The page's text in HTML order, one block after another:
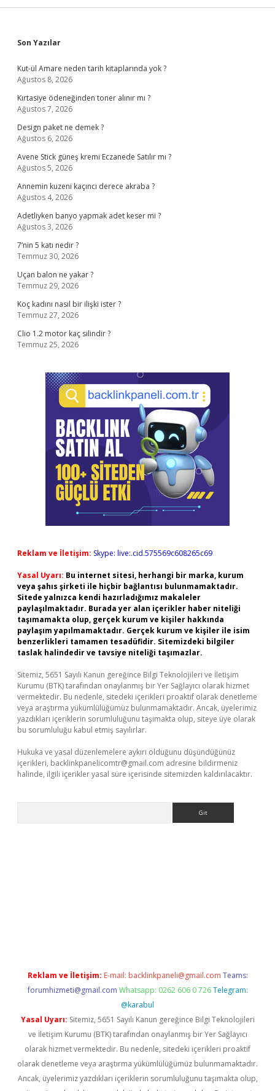
Sidebar
Son Yazılar
Kut-ül Amare neden tarih kitaplarında yok ?
Ağustos 8, 2026
Kırtasiye ödeneğinden toner alınır mı ?
Ağustos 7, 2026
Design paket ne demek ?
Ağustos 6, 2026
Avene Stick güneş kremi Eczanede Satılır mı ?
Ağustos 5, 2026
Annemin kuzeni kaçıncı derece akraba ?
Ağustos 4, 2026
Adetliyken banyo yapmak adet keser mi ?
Ağustos 3, 2026
7’nin 5 katı nedir ?
Temmuz 30, 2026
Uçan balon ne yakar ?
Temmuz 29, 2026
Koç kadını nasıl bir ilişki ister ?
Temmuz 27, 2026
Clio 1.2 motor kaç silindir ?
Temmuz 25, 2026
Reklam ve İletişim: Skype: live:.cid.575569c608265c69
Yasal Uyarı: Bu internet sitesi, herhangi bir marka, kurum
veya şahıs şirketi ile hiçbir bağlantısı bulunmamaktadır.
Sitede yalnızca kendi hazırladığımız makaleler
paylaşılmaktadır. Burada yer alan içerikler haber niteliği
taşımamakta olup, gerçek kurum ve kişiler hakkında
paylaşım yapılmamaktadır. Gerçek kurum ve kişiler ile isim
benzerlikleri tamamen tesadüfidir. Sitemizdeki bilgiler
taslak halindedir ve tavsiye niteliği taşımazlar.
Sitemiz, 5651 Sayılı Kanun gereğince Bilgi Teknolojileri ve İletişim
Kurumu (BTK) tarafından onaylanmış bir Yer Sağlayıcı olarak hizmet
vermektedir. Bu nedenle, sitedeki içerikleri proaktif olarak denetleme
veya araştırma yükümlülüğümüz bulunmamaktadır. Ancak, üyelerimiz
yazdıkları içeriklerin sorumluluğunu taşımakta olup, siteye üye olarak
bu sorumluluğu kabul etmiş sayılırlar.
Hukuka ve yasal düzenlemelere aykırı olduğunu düşündüğünüz
içerikleri, backlinkpanelicomtr@gmail.com adresine bildirmeniz
halinde, ilgili içerikler yasal süre içerisinde sitemizden kaldırılacaktır.
Reklam ve İletişim: E-mail: backlinkpaneli@gmail.com Teams:
forumhizmeti@gmail.com Whatsapp: 0262 606 0 726 Telegram:
@karabul
Yasal Uyarı: Sitemiz, 5651 Sayılı Kanun gereğince Bilgi Teknolojileri
ve İletişim Kurumu (BTK) tarafından onaylanmış bir Yer Sağlayıcı
olarak hizmet vermektedir. Bu nedenle, sitedeki içerikleri proaktif
olarak denetleme veya araştırma yükümlülüğümüz bulunmamaktadır.
Ancak, üyelerimiz yazdıkları içeriklerin sorumluluğunu taşımakta olup,